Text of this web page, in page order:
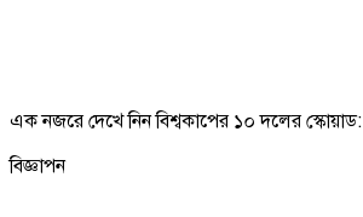
এক নজরে দেখে নিন বিশ্বকাপের ১০ দলের স্কোয়াড:
বিজ্ঞাপন